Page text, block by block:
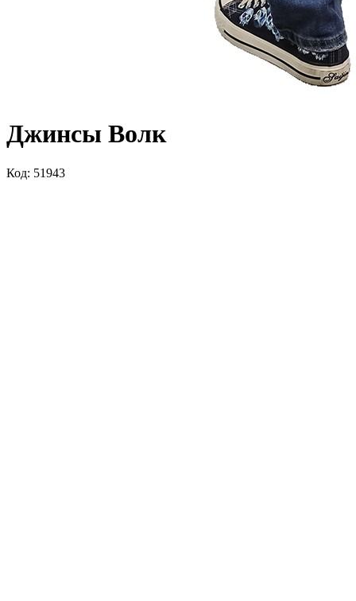
Джинсы Волк
Код: 51943